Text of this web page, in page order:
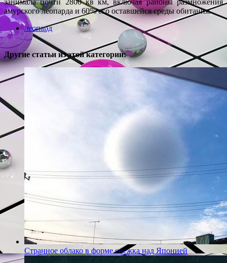
занимала почти 2800 кв км, включая районы размножения
амурского леопарда и 60% его оставшейся среды обитания.
леопард
Другие статьи из этой категории:
Странное облако в форме снежка над Японией